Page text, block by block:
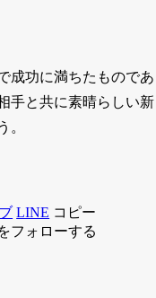
成功に満ちたものであ
手と共に素晴らしい新
。
LINE コピー
フォローする